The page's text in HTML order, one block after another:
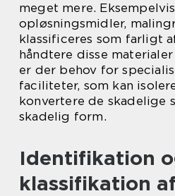
meget mere.
opløsningsmidler,
klassificeres som farligt
håndtere disse
er der behov for
faciliteter, som kan
konvertere de skadelige
skadelig form.
Identifikation
klassifikation